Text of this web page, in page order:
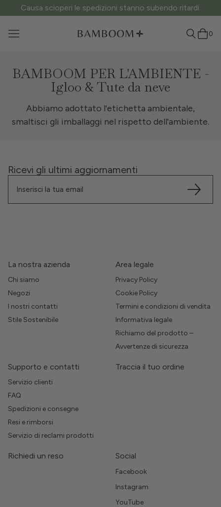
Causa scioperi le spedizioni stanno subendo ritardi.
0
BAMBOOM PER L'AMBIENTE -
Igloo & Tute da neve
Abbiamo adottato l'etichetta ambientale,
smaltisci gli imballaggi nel rispetto dell'ambiente.
Ricevi gli ultimi aggiornamenti
La nostra azienda
Chi siamo
Negozi
I nostri contatti
Stile Sostenibile
Area legale
Privacy Policy
Cookie Policy
Termini e condizioni di vendita
Informativa legale
Richiamo del prodotto –
Avvertenze di sicurezza
Supporto e contatti
Servizio clienti
FAQ
Spedizioni e consegne
Resi e rimborsi
Servizio di reclami prodotti
Traccia il tuo ordine
Richiedi un reso Social
Facebook
Instagram
YouTube